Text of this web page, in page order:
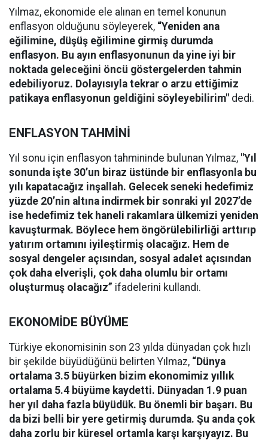
Yılmaz, ekonomide ele alınan en temel konunun
enflasyon olduğunu söyleyerek, “Yeniden ana
eğilimine, düşüş eğilimine girmiş durumda
enflasyon. Bu ayın enflasyonunun da yine iyi bir
noktada geleceğini öncü göstergelerden tahmin
edebiliyoruz. Dolayısıyla tekrar o arzu ettiğimiz
patikaya enflasyonun geldiğini söyleyebilirim" dedi.
ENFLASYON TAHMİNİ
Yıl sonu için enflasyon tahmininde bulunan Yılmaz, "Yıl
sonunda işte 30’un biraz üstünde bir enflasyonla bu
yılı kapatacağız inşallah. Gelecek seneki hedefimiz
yüzde 20’nin altına indirmek bir sonraki yıl 2027’de
ise hedefimiz tek haneli rakamlara ülkemizi yeniden
kavuşturmak. Böylece hem öngörülebilirliği arttırıp
yatırım ortamını iyileştirmiş olacağız. Hem de
sosyal dengeler açısından, sosyal adalet açısından
çok daha elverişli, çok daha olumlu bir ortamı
oluşturmuş olacağız” ifadelerini kullandı.
EKONOMİDE BÜYÜME
Türkiye ekonomisinin son 23 yılda dünyadan çok hızlı
bir şekilde büyüdüğünü belirten Yılmaz, “Dünya
ortalama 3.5 büyürken bizim ekonomimiz yıllık
ortalama 5.4 büyüme kaydetti. Dünyadan 1.9 puan
her yıl daha fazla büyüdük. Bu önemli bir başarı. Bu
da bizi belli bir yere getirmiş durumda. Şu anda çok
daha zorlu bir küresel ortamla karşı karşıyayız. Bu